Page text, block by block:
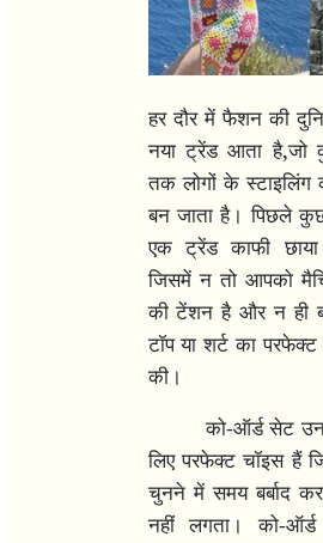
हर दौर में फैशन की
नया ट्रेंड आता है,जो
तक लोगों के स्टाइलिंग
बन जाता है। पिछले
एक ट्रेंड काफी
जिसमें न तो आपको
की टेंशन है और न ही
टॉप या शर्ट का
की।
को-ऑर्ड सेट
लिए परफेक्ट चॉइस हैं
चुनने में समय बर्बाद
नहीं लगता। को-